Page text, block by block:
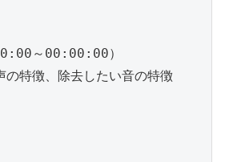
～00:00:00）
特徴、除去したい音の特徴